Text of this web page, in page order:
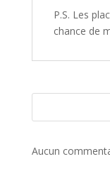
P.S. Les
chance de
Aucun